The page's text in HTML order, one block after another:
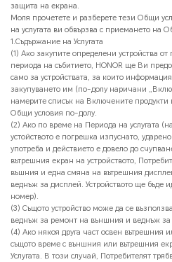
защита на екрана.
Моля прочетете и разберете тези Общи
на услугата ви обвързва с приемането на
1.Съдържание на Услугата
(1) Ако закупите определени устройства
периода на събитието, HONOR ще Ви
само за устройствата, за които
закупуването им (по-долу наричани
намерите списък на Включените продукти
Общи условия по-долу.
(2) Ако по време на Периода на услугата
устойството е погрешка изпуснато,
употреба и действието е довело до
вътрешния екран на устройството,
въшния и една смяна на вътрешния
веднъж за дисплей. Устройството ще бъде
номер).
(3) Същото устройство може да се
веднъж за ремонт на външния и веднъж
(4) Ако някоя друга част освен
същото време с външния или вътрешния
Услугата. В този случай, Потребителят